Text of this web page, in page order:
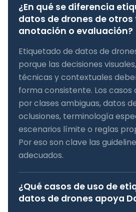
¿En qué se diferencia
datos de drones de otros
anotación o evaluación?
Etiquetado de datos de
porque las decisiones
técnicas y contextuales
forma consistente. Los casos
por clases ambiguas, datos
oclusiones, terminología
escenarios límite o reglas
Por eso son clave las
adecuados.
¿Qué casos de uso de
datos de drones apoya